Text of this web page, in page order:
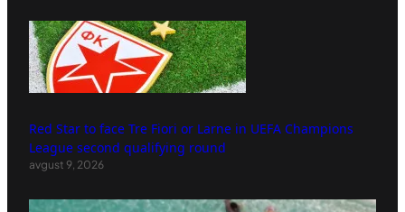
Red Star to face Tre Fiori or Larne in UEFA Champions
League second qualifying round
avgust 9, 2026